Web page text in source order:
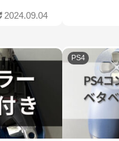
2024.09.04
PS4